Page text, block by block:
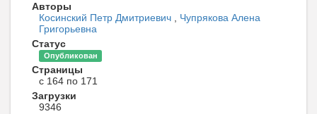
Авторы
Косинский Петр Дмитриевич
Чупрякова Алена
Григорьевна
Статус
Опубликован
Страницы
с 164 по 171
Загрузки
9346